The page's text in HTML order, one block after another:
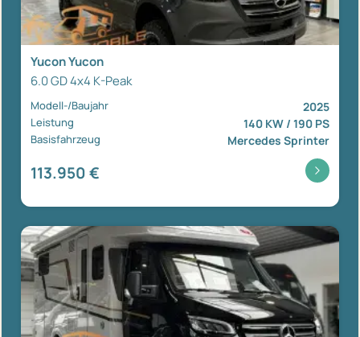
Yucon Yucon
6.0 GD 4x4 K-Peak
Modell-/Baujahr 2025
Leistung 140 KW / 190 PS
Basisfahrzeug Mercedes Sprinter
113.950 €